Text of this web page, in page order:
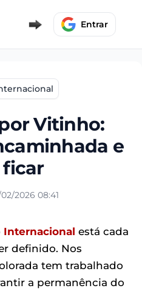
Entrar
Vitinho:
e
2026 08:41
Internacional está cada
definido. Nos
tem trabalhado
a permanência do